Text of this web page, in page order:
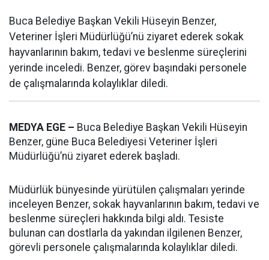
Buca Belediye Başkan Vekili Hüseyin Benzer,
Veteriner İşleri Müdürlüğü’nü ziyaret ederek sokak
hayvanlarının bakım, tedavi ve beslenme süreçlerini
yerinde inceledi. Benzer, görev başındaki personele
de çalışmalarında kolaylıklar diledi.
MEDYA EGE – Buca Belediye Başkan Vekili Hüseyin
Benzer, güne Buca Belediyesi Veteriner İşleri
Müdürlüğü’nü ziyaret ederek başladı.
Müdürlük bünyesinde yürütülen çalışmaları yerinde
inceleyen Benzer, sokak hayvanlarının bakım, tedavi ve
beslenme süreçleri hakkında bilgi aldı. Tesiste
bulunan can dostlarla da yakından ilgilenen Benzer,
görevli personele çalışmalarında kolaylıklar diledi.